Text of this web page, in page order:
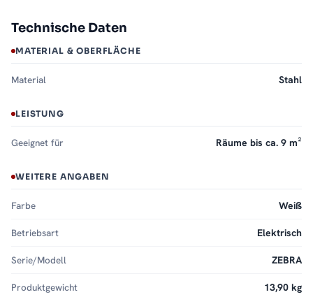
Technische Daten
MATERIAL & OBERFLÄCHE
Material Stahl
LEISTUNG
Geeignet für Räume bis ca. 9 m²
WEITERE ANGABEN
Farbe Weiß
Betriebsart Elektrisch
Serie/Modell ZEBRA
Produktgewicht 13,90 kg